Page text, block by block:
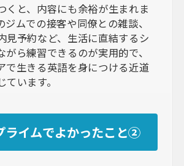
くと、内容にも余裕が生まれま
ジムでの接客や同僚との雑談、
見予約など、生活に直結するシ
がら練習できるのが実用的で、
で生きる英語を身につける近道
います。
ライムでよかったこと②